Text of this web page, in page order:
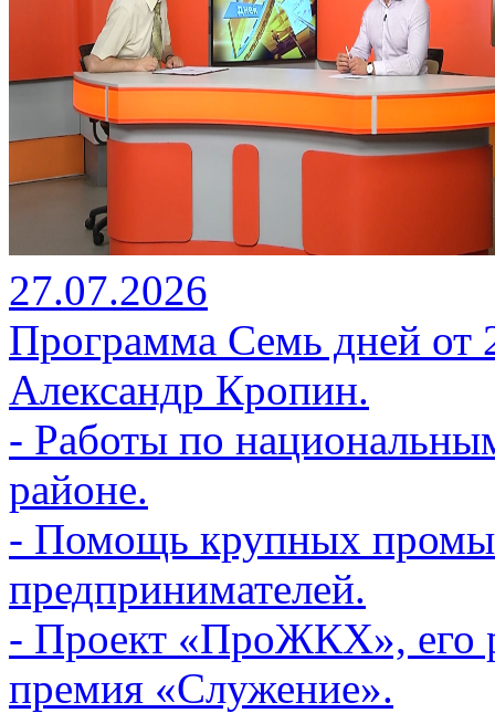
27.07.2026
Программа Семь дней от
Александр Кропин.
- Работы по
районе.
- Помощь крупных
предпринимателей.
- Проект «ПроЖКХ», его
премия «Служение».